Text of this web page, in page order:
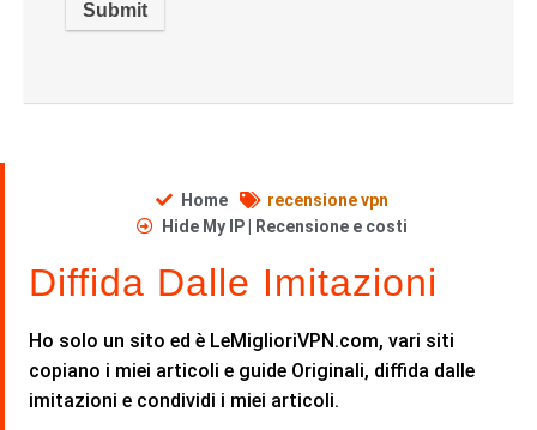
Home
recensione vpn
Hide My IP | Recensione e costi
Diffida Dalle Imitazioni
Ho solo un sito ed è LeMiglioriVPN.com, vari siti
copiano i miei articoli e guide Originali, diffida dalle
imitazioni e condividi i miei articoli.